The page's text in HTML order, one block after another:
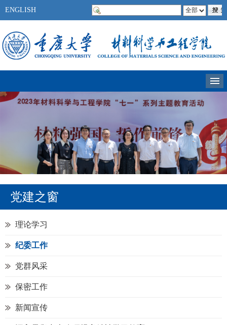
ENGLISH
党建之窗
理论学习
纪委工作
党群风采
保密工作
新闻宣传